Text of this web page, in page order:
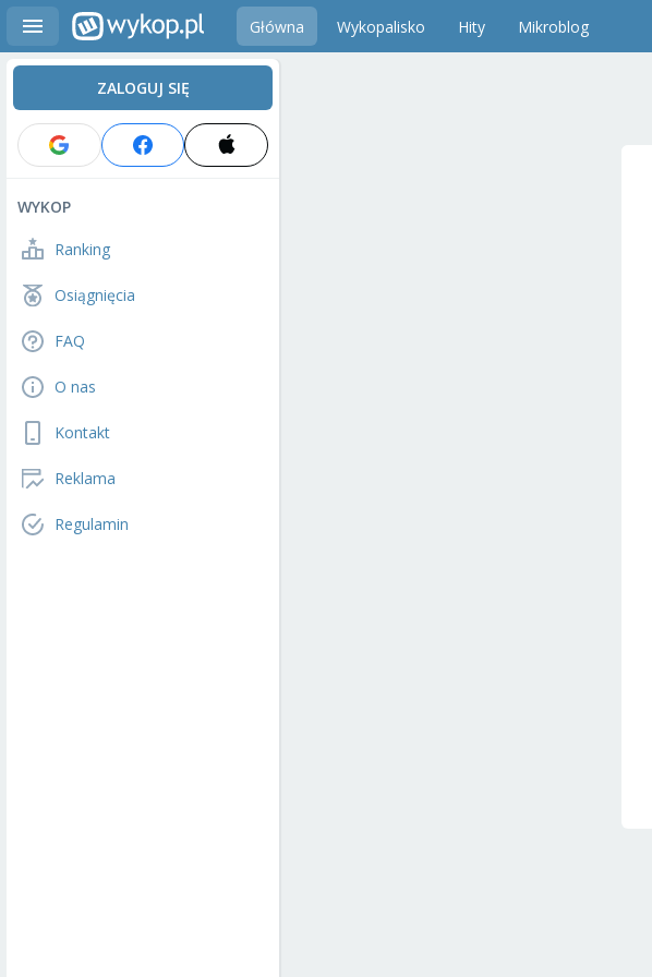
Główna Wykopalisko Hity Mikroblog
ZALOGUJ SIĘ
WYKOP
Ranking
Osiągnięcia
FAQ
O nas
Kontakt
Reklama
Regulamin